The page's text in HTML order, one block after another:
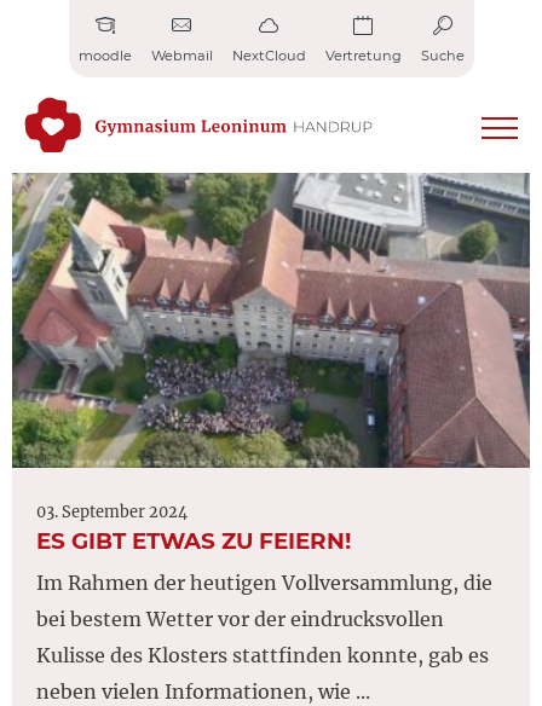
moodle Webmail NextCloud Vertretung Suche
03. September 2024
ES GIBT ETWAS ZU FEIERN!
Im Rahmen der heutigen Vollversammlung, die
bei bestem Wetter vor der eindrucksvollen
Kulisse des Klosters stattfinden konnte, gab es
neben vielen Informationen, wie ...